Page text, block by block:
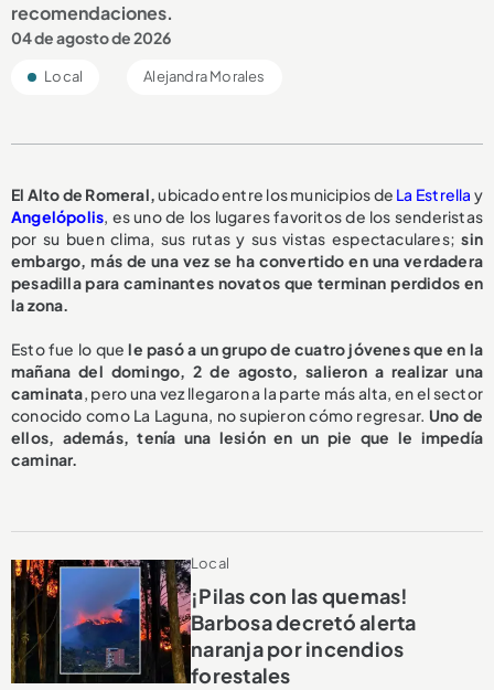
recomendaciones.
04 de agosto de 2026
Local Alejandra Morales
El Alto de Romeral,ubicado entre los municipios de La Estrella y
Angelópolis, es uno de los lugares favoritos de los senderistas
por su buen clima, sus rutas y sus vistas espectaculares;sin
embargo, más de una vez se ha convertido en una verdadera
pesadilla para caminantes novatos que terminan perdidos en
la zona.
Esto fue lo quele pasó a un grupo de cuatro jóvenes que en la
mañana del domingo, 2 de agosto, salieron a realizar una
caminata, pero una vez llegaron a la parte más alta, en el sector
conocido como La Laguna, no supieron cómo regresar. Uno de
ellos, además, tenía una lesión en un pie que le impedía
caminar.
Local
¡Pilas con las quemas!
Barbosa decretó alerta
naranja por incendios
forestales